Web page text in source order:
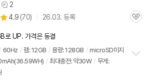
상
품
견
2
별
점
4.9 (상
리
뷰
70) 26.03. 등록
관
로 UP. 가격은 동결
/ 60Hz / 램: 12GB / 용량: 128GB / microSD미지
/ 최대충전: 약30W / 무게: